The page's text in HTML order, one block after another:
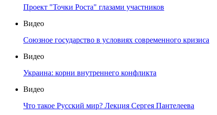
Проект "Точки Роста" глазами участников
Видео
Союзное государство в условиях современного кризиса
Видео
Украина: корни внутреннего конфликта
Видео
Что такое Русский мир? Лекция Сергея Пантелеева